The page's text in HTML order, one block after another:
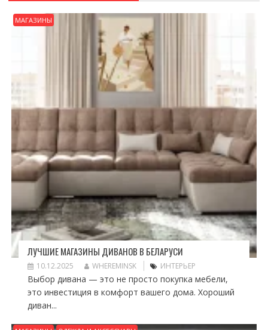
МАГАЗИНЫ
ЛУЧШИЕ МАГАЗИНЫ ДИВАНОВ В БЕЛАРУСИ
10.12.2025 WHEREMINSK ИНТЕРЬЕР
Выбор дивана — это не просто покупка мебели,
это инвестиция в комфорт вашего дома. Хороший
диван...